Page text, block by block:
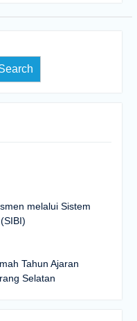
melalui Sistem
Tahun Ajaran
Selatan